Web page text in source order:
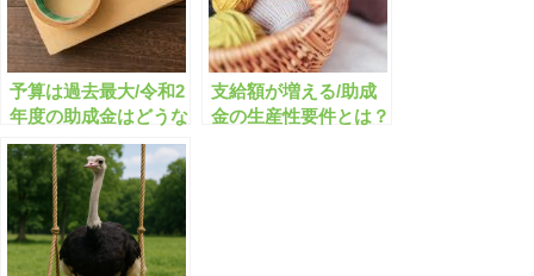
予算は過去最大/令和2
年度の助成金はどうな
りますか？
支給額が増える/助成
金の生産性要件とは？